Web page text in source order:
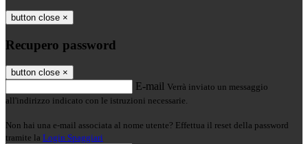
button close ×
Recupero password
button close ×
E-mail Verrà inviato un messaggio
all'indirizzo indicato con le istruzioni necessarie.
Non hai una e-mail associata al nome utente? Effettua il reset della password
tramite la Login Spaggiari